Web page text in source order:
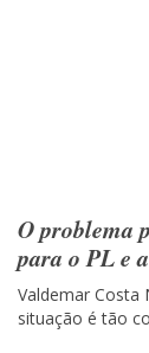
O problema
para o PL e
Valdemar Costa
situação é tão